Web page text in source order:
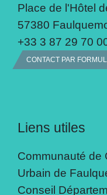
Place de l'Hôtel
57380
+33 3 87 29 70
CONTACT PAR
Liens utiles
Communauté de
Urbain de
Conseil